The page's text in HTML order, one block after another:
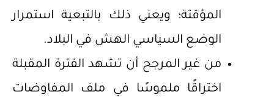
المؤقتة؛ ويعني ذلك بالتبعية استمرار
الوضع السياسي الهش في البلاد.
من غير المرجح أن تشهد الفترة المقبلة
اختراقًا ملموسًا في ملف المفاوضات